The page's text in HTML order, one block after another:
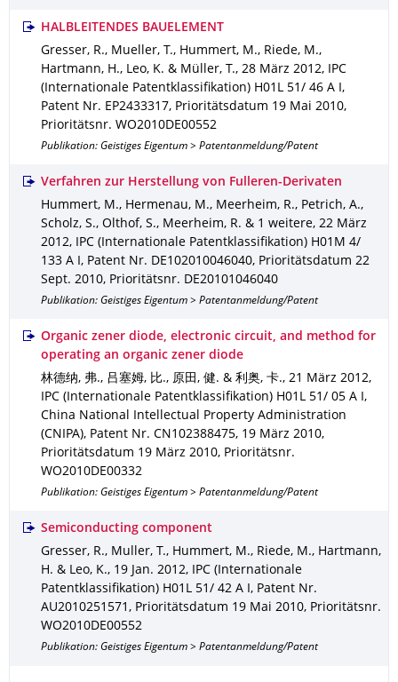
HALBLEITENDES BAUELEMENT
Gresser, R., Mueller, T., Hummert, M., Riede, M.,
Hartmann, H., Leo, K. & Müller, T., 28 März 2012,
IPC
(Internationale Patentklassifikation) H01L 51/ 46 A I ,
Patent Nr. EP2433317, Prioritätsdatum 19 Mai 2010,
Prioritätsnr. WO2010DE00552
Publikation: Geistiges Eigentum > Patentanmeldung/Patent
Verfahren zur Herstellung von Fulleren-Derivaten
Hummert, M., Hermenau, M., Meerheim, R., Petrich, A.,
Scholz, S., Olthof, S., Meerheim, R. & 1 weitere, 22 März
2012,
IPC (Internationale Patentklassifikation) H01M 4/
133 A I , Patent Nr. DE102010046040, Prioritätsdatum 22
Sept. 2010, Prioritätsnr. DE20101046040
Publikation: Geistiges Eigentum > Patentanmeldung/Patent
Organic zener diode, electronic circuit, and method for
operating an organic zener diode
林德纳, 弗., 吕塞姆, 比., 原田, 健. & 利奥, 卡., 21 März 2012,
IPC (Internationale Patentklassifikation) H01L 51/ 05 A I ,
China National Intellectual Property Administration
(CNIPA), Patent Nr. CN102388475, 19 März 2010,
Prioritätsdatum 19 März 2010, Prioritätsnr.
WO2010DE00332
Publikation: Geistiges Eigentum > Patentanmeldung/Patent
Semiconducting component
Gresser, R., Muller, T., Hummert, M., Riede, M., Hartmann,
H. & Leo, K., 19 Jan. 2012,
IPC (Internationale
Patentklassifikation) H01L 51/ 42 A I , Patent Nr.
AU2010251571 , Prioritätsdatum 19 Mai 2010, Prioritätsnr.
WO2010DE00552
Publikation: Geistiges Eigentum > Patentanmeldung/Patent